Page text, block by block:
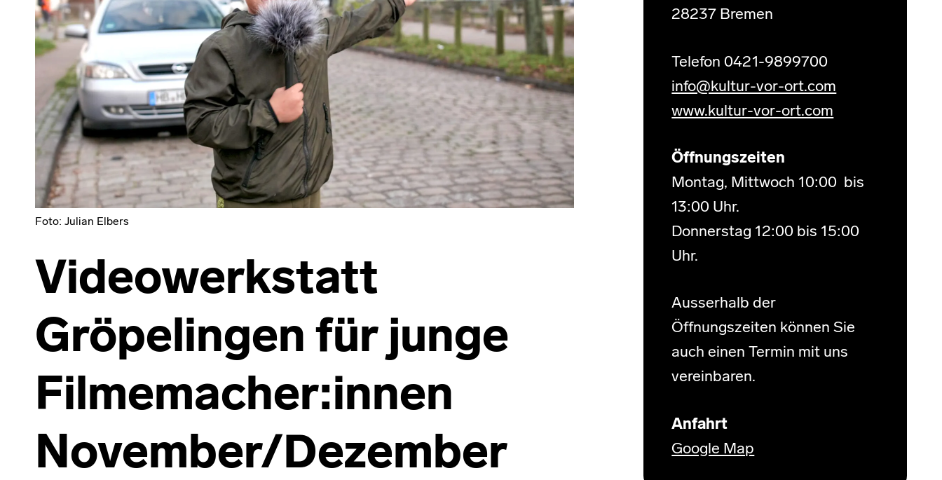
Foto: Julian Elbers
Videowerkstatt
Gröpelingen für junge
Filmemacher:innen
November/Dezember
28237 Bremen
Telefon 0421-9899700
info@kultur-vor-ort.com
www.kultur-vor-ort.com
Öffnungszeiten
Montag, Mittwoch 10:00 bis
13:00 Uhr.
Donnerstag 12:00 bis 15:00
Uhr.
Ausserhalb der
Öffnungszeiten können Sie
auch einen Termin mit uns
vereinbaren.
Anfahrt
Google Map